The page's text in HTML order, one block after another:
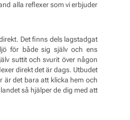
alla reflexer som vi erbjuder
Det finns dels lagstadgat
för både sig själv och ens
suttit och svurit över någon
direkt det är dags. Utbudet
är det bara att klicka hem och
så hjälper de dig med att